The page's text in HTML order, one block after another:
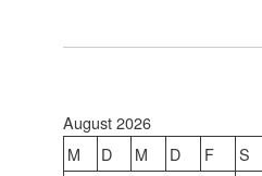
August 2026
M
D M D F S